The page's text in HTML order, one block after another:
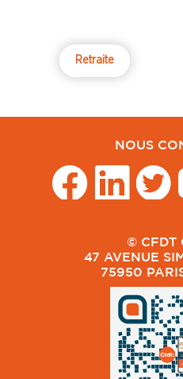
Retraite
NOUS
© CFDT
47 AVENUE
75950